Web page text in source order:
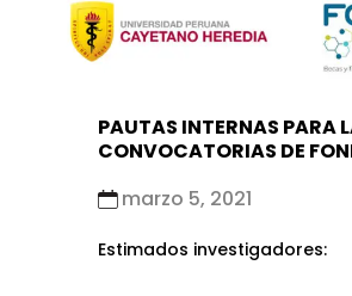
febrero 2021
enero 2021
enero 2019
PAUTAS INTERNAS PARA
CONVOCATORIAS DE
marzo 5, 2021
Estimados investigadores: